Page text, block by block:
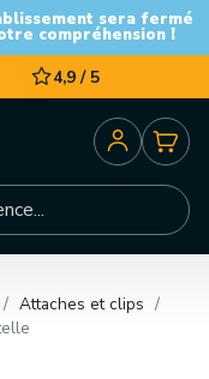
sera fermé
compréhension !
4,9 / 5
Attaches et clips